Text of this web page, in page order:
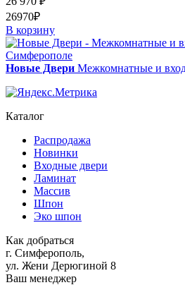
26970₽
В корзину
Новые Двери Межкомнатные и
Каталог
Распродажа
Новинки
Входные двери
Ламинат
Массив
Шпон
Эко шпон
Как добраться
г. Симферополь,
ул. Жени Дерюгиной 8
Ваш менеджер